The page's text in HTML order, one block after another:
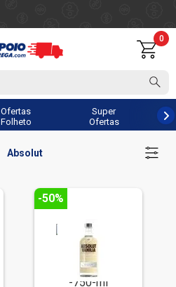
0
Ofertas
Folheto
Super
Ofertas
Absolut
-50%